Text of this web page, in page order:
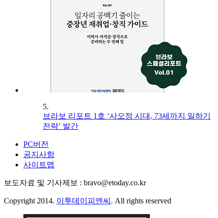
5.
브라보 리포트 1호 ‘사오정 시대, 73세까지 일하기
전략’ 발간
PC버전
공지사항
사이트맵
보도자료 및 기사제보 : bravo@etoday.co.kr
Copyright 2014. 이투데이피엔씨 . All rights reserved